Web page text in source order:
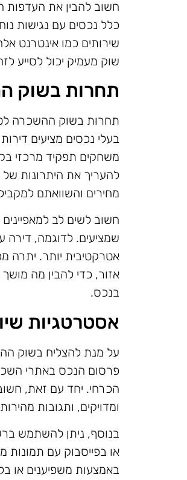
חשוב להבין את העדפות
כלל נכסים עם נגישות
שירותים כמו אינטרנט
שוק מעמיק יכול לסייע
תחרות בשוק
תחרות בשוק ההשכרה
בעלי נכסים מציעים
משחקים תפקיד מרכזי
להעריך את היתרונות
מחירים והשוואתם
חשוב לשים לב
שמציעים. לדוגמה, דירה
אטרקטיבית יותר. יתרה
אזור, כדי להבין מה
בנכס.
אסטרטגיות
על מנת להצליח בשוק
הכרחי. יחד עם זאת,
ומדויקים, ותגובות
בנוסף, ניתן להשתמש
או בפייסבוק עם תמונות
באמצעות משפיענים או